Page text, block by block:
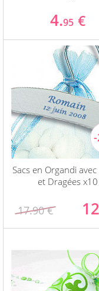
4.95 €
Sacs en Organdi
et Dragées x10
17.90 €